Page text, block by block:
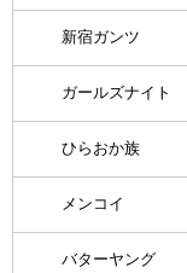
新宿ガンツ
ガールズナイト
ひらおか族
メンコイ
バターヤング